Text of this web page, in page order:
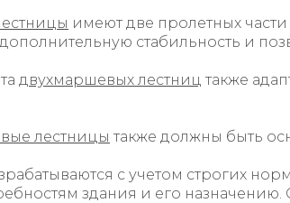
имеют две пролетных
стабильность и
двухмаршевых лестниц также
лестницы также должны быть
с учетом строгих
здания и его